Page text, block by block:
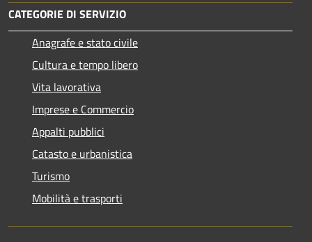
CATEGORIE DI SERVIZIO
Anagrafe e stato civile
Cultura e tempo libero
Vita lavorativa
Imprese e Commercio
Appalti pubblici
Catasto e urbanistica
Turismo
Mobilità e trasporti